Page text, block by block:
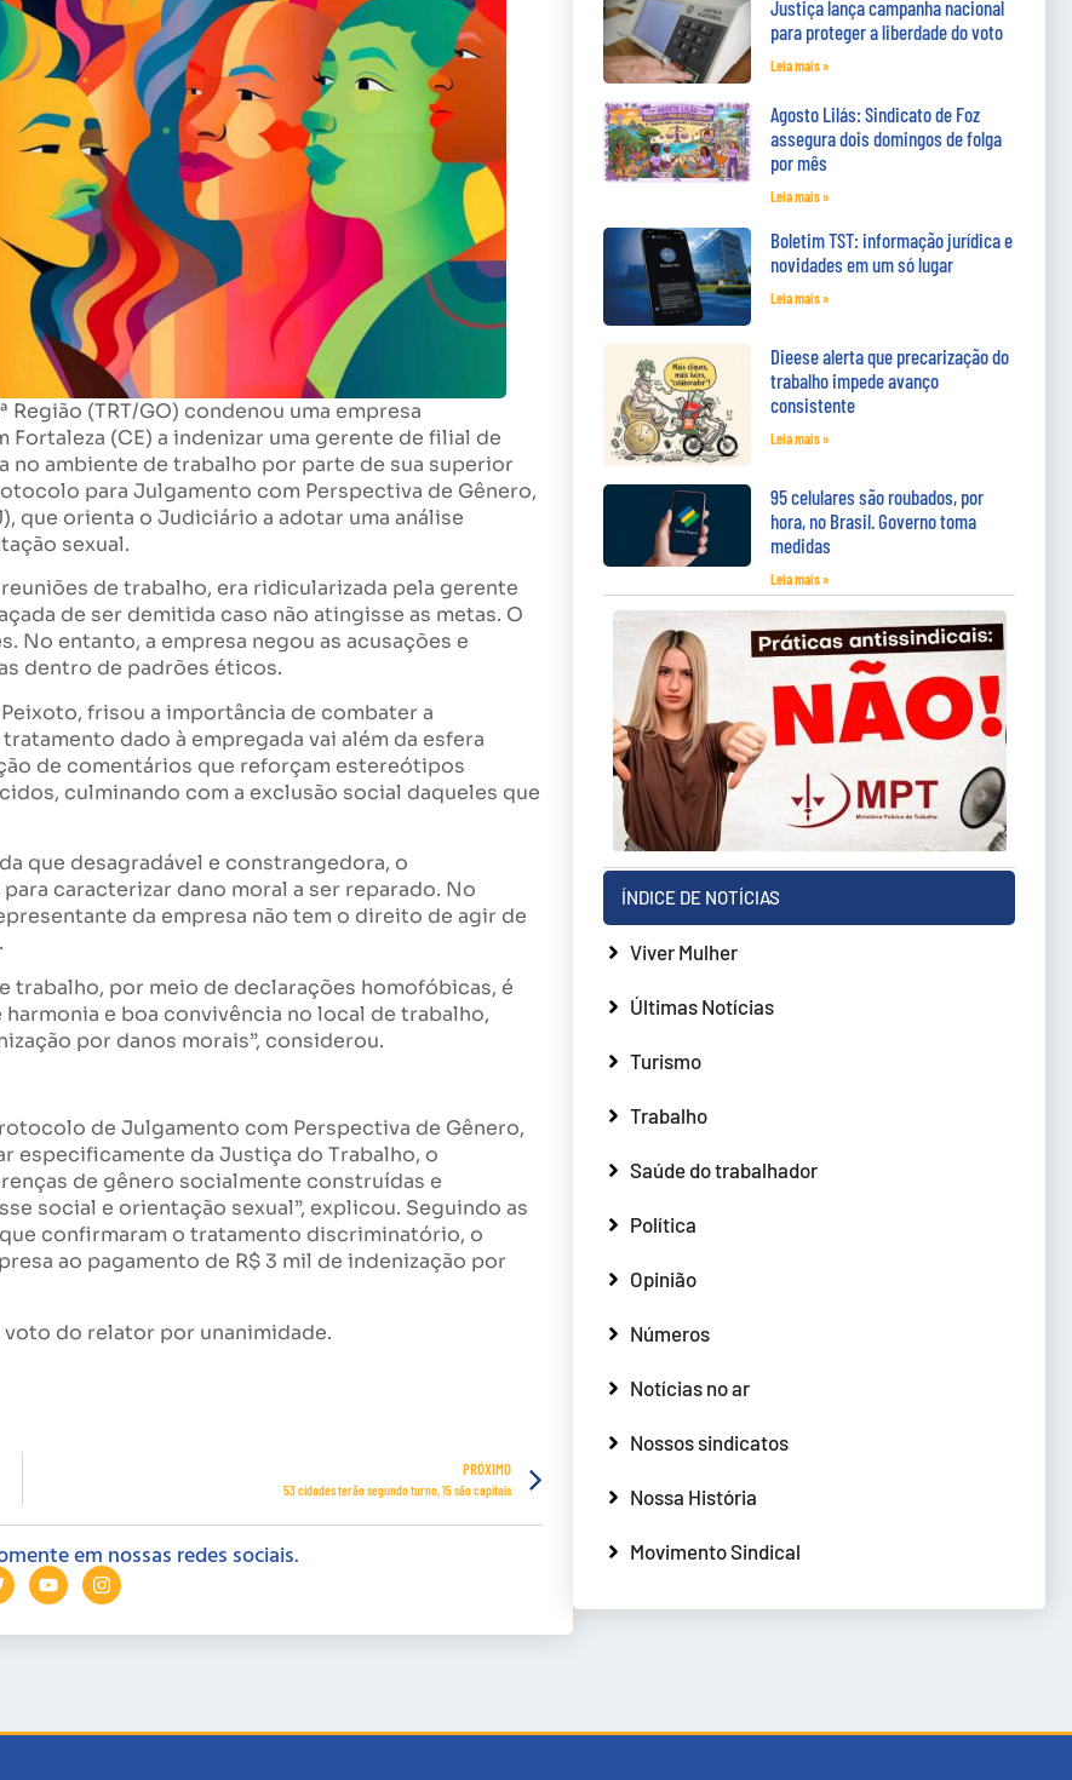
Região (TRT/GO) condenou uma empresa
(CE) a indenizar uma gerente de filial de
no ambiente de trabalho por parte de sua superior
para Julgamento com Perspectiva de Gênero,
que orienta o Judiciário a adotar uma análise
sexual.
de trabalho, era ridicularizada pela gerente
de ser demitida caso não atingisse as metas. O
entanto, a empresa negou as acusações e
dentro de padrões éticos.
frisou a importância de combater a
dado à empregada vai além da esfera
de comentários que reforçam estereótipos
culminando com a exclusão social daqueles que
que desagradável e constrangedora, o
caracterizar dano moral a ser reparado. No
da empresa não tem o direito de agir de
por meio de declarações homofóbicas, é
e boa convivência no local de trabalho,
por danos morais”, considerou.
de Julgamento com Perspectiva de Gênero,
especificamente da Justiça do Trabalho, o
de gênero socialmente construídas e
social e orientação sexual”, explicou. Seguindo as
confirmaram o tratamento discriminatório, o
ao pagamento de R$ 3 mil de indenização por
voto do relator por unanimidade.
PRÓXIMO
53 cidades terão segundo turno, 15 são capitais
em nossas redes sociais.
Justiça lança campanha nacional
para proteger a liberdade do voto
Leia mais »
Agosto Lilás: Sindicato de Foz
assegura dois domingos de folga
por mês
Leia mais »
Boletim TST: informação jurídica e
novidades em um só lugar
Leia mais »
Dieese alerta que precarização do
trabalho impede avanço
consistente
Leia mais »
95 celulares são roubados, por
hora, no Brasil. Governo toma
medidas
Leia mais »
ÍNDICE DE NOTÍCIAS
Viver Mulher
Últimas Notícias
Turismo
Trabalho
Saúde do trabalhador
Política
Opinião
Números
Notícias no ar
Nossos sindicatos
Nossa História
Movimento Sindical